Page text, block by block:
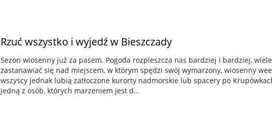
Rzuć wszystko i wyjedź w Bieszczady
Sezon wiosenny już za pasem. Pogoda rozpieszcza nas bardziej i bardziej,
zastanawiać się nad miejscem, w którym spędzi swój wymarzony, wiosenny
wszyscy jednak lubią zatłoczone kurorty nadmorskie lub spacery po
jedną z osób, których marzeniem jest d...